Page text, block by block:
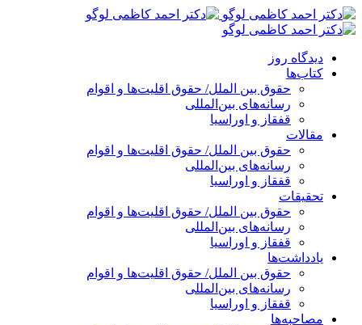
پرش
به
دیدگاه روز
کتاب‌ها
حقوق بین الملل/ حقوق اقلیت‌ها و اقوام
رسانه‌های بین‌المللی
قفقاز و اوراسیا
مقالات
حقوق بین الملل/ حقوق اقلیت‌ها و اقوام
رسانه‌های بین‌المللی
قفقاز و اوراسیا
تحقیقات
حقوق بین الملل/ حقوق اقلیت‌ها و اقوام
رسانه‌های بین‌المللی
قفقاز و اوراسیا
یادداشت‌ها
حقوق بین الملل/ حقوق اقلیت‌ها و اقوام
رسانه‌های بین‌المللی
قفقاز و اوراسیا
مصاحبه‌ها